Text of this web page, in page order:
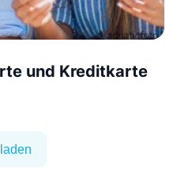
und Kreditkarte